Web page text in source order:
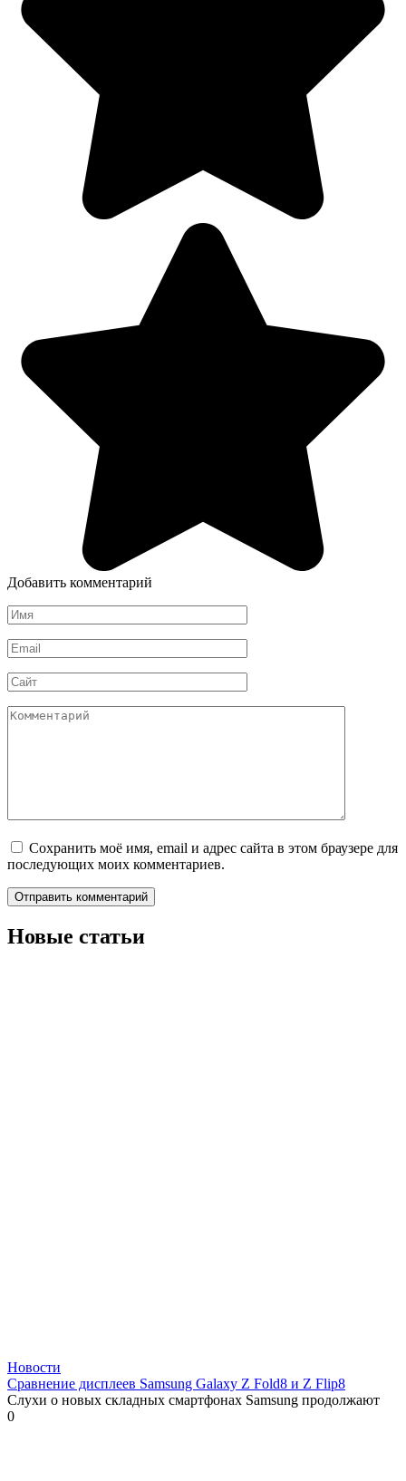
Добавить комментарий
Имя
*
Email
*
Сайт
Комментарий
Сохранить моё имя, email и адрес сайта в этом браузере для
последующих моих комментариев.
Новые статьи
Новости
Сравнение дисплеев Samsung Galaxy Z Fold8 и Z Flip8
Слухи о новых складных смартфонах Samsung продолжают
0